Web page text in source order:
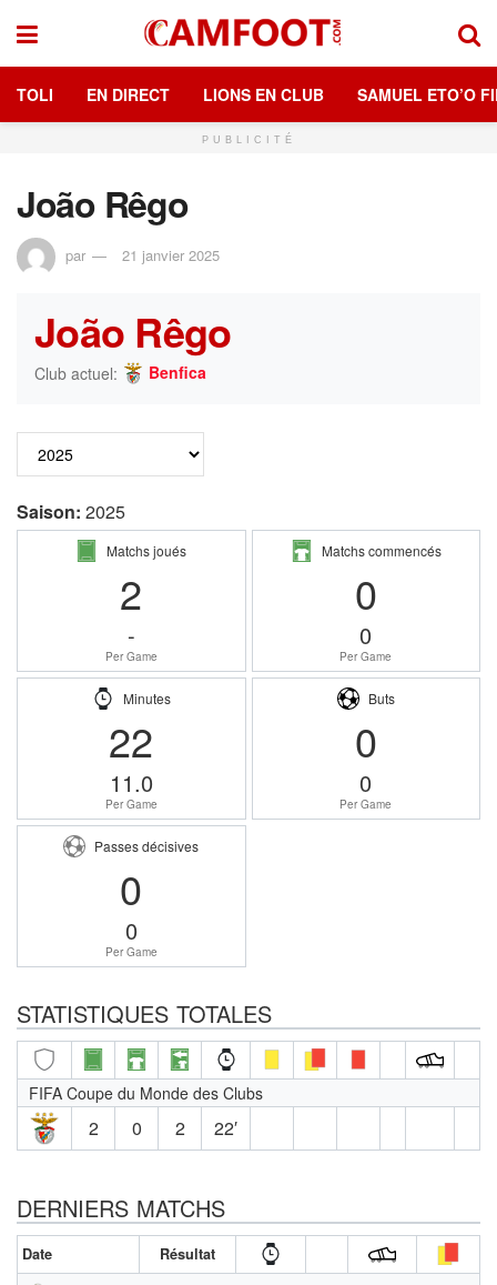
TOLI EN DIRECT LIONS EN CLUB SAMUEL ETO’O
PUBLICITÉ
João Rêgo
par 21 janvier 2025
João Rêgo
Club actuel: Benfica
Saison: 2025
Matchs joués
2
-
Per Game
Matchs commencés
0
0
Per Game
Minutes
22
11.0
Per Game
Buts
0
0
Per Game
Passes décisives
0
0
Per Game
STATISTIQUES TOTALES
FIFA Coupe du Monde des Clubs
2 0 2 22′
DERNIERS MATCHS
Date Résultat